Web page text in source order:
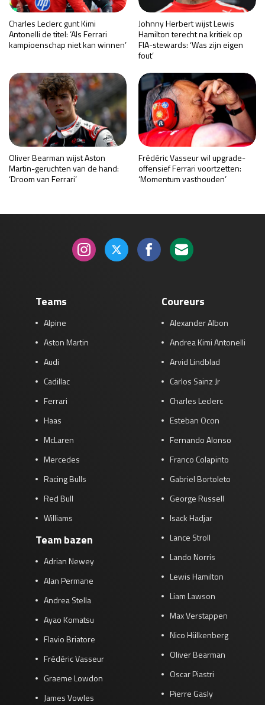
Charles Leclerc gunt Kimi
Antonelli de titel: ‘Als Ferrari
kampioenschap niet kan winnen’
Johnny Herbert wijst Lewis
Hamilton terecht na kritiek op
FIA-stewards: ‘Was zijn eigen
fout’
Oliver Bearman wijst Aston
Martin-geruchten van de hand:
‘Droom van Ferrari’
Frédéric Vasseur wil upgrade-
offensief Ferrari voortzetten:
‘Momentum vasthouden’
Teams
Alpine
Aston Martin
Audi
Cadillac
Ferrari
Haas
McLaren
Mercedes
Racing Bulls
Red Bull
Williams
Team bazen
Adrian Newey
Alan Permane
Andrea Stella
Ayao Komatsu
Flavio Briatore
Frédéric Vasseur
Graeme Lowdon
James Vowles
Coureurs
Alexander Albon
Andrea Kimi Antonelli
Arvid Lindblad
Carlos Sainz Jr
Charles Leclerc
Esteban Ocon
Fernando Alonso
Franco Colapinto
Gabriel Bortoleto
George Russell
Isack Hadjar
Lance Stroll
Lando Norris
Lewis Hamilton
Liam Lawson
Max Verstappen
Nico Hülkenberg
Oliver Bearman
Oscar Piastri
Pierre Gasly